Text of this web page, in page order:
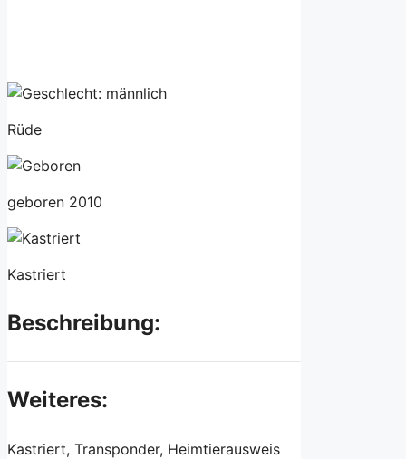
Rüde
geboren 2010
Kastriert
Beschreibung:
Weiteres:
Kastriert, Transponder, Heimtierausweis